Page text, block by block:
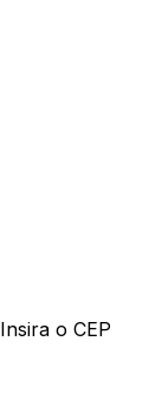
Insira o CEP